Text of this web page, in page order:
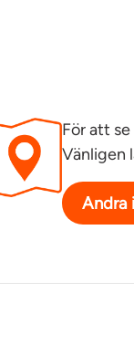
För att
Vänligen
Andra